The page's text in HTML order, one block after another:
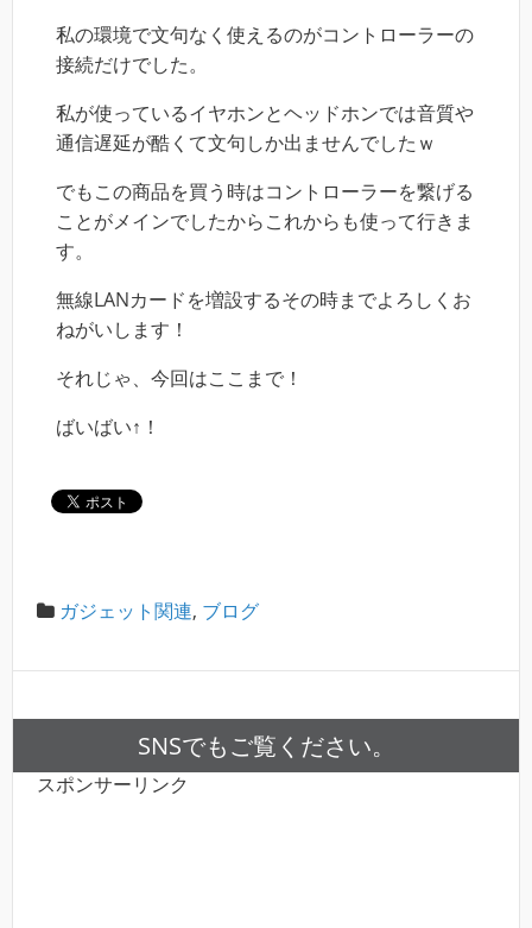
私の環境で文句なく使えるのがコントローラーの
接続だけでした。
私が使っているイヤホンとヘッドホンでは音質や
通信遅延が酷くて文句しか出ませんでしたｗ
でもこの商品を買う時はコントローラーを繋げる
ことがメインでしたからこれからも使って行きま
す。
無線LANカードを増設するその時までよろしくお
ねがいします！
それじゃ、今回はここまで！
ばいばい↑！
ガジェット関連, ブログ
SNSでもご覧ください。
スポンサーリンク